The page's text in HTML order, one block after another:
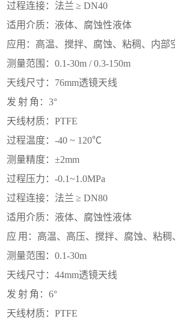
过程连接：法兰 ≥ DN40
适用介质：液体、腐蚀性液体
应用：高温、搅拌、腐蚀、粘稠、内部
测量范围：0.1-30m / 0.3-150m
天线尺寸： 76mm透镜天线
发 射 角：3°
天线材质：PTFE
过程温度：-40 ~ 120℃
测量精度：±2mm
过程压力：-0.1~1.0MPa
过程连接：法兰 ≥ DN80
适用介质：液体、腐蚀性液体
应 用：高温、高压、搅拌、腐蚀、粘
测量范围：0.1-30m
天线尺寸：44mm透镜天线
发 射 角：6°
天线材质：PTFE